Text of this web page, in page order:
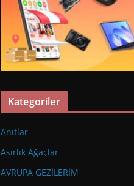
Kategoriler
Anıtlar
Asırlık Ağaçlar
AVRUPA GEZİLERİM